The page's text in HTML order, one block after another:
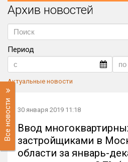
Регион
Архив новостей
Период
Актуальные новости
Все новости 30 января 2019 11:18
Ввод
застройщиками в
области за январь-